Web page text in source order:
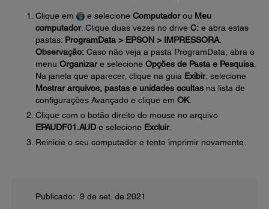
Clique em e selecione Computadorou Meu
computador. Clique duas vezes no drive C: e abra estas
pastas: ProgramData > EPSON > IMPRESSORA.
Observação: Caso não veja a pasta ProgramData, abra o
menu Organizare selecione Opções de Pasta e Pesquisa
Na janela que aparecer, clique na guia Exibir, selecione
Mostrar arquivos, pastas e unidades ocultas na lista de
configurações Avançado e clique em OK.
Clique com o botão direito do mouse no arquivo
EPAUDF01.AUD e selecione Excluir.
Reinicie o seu computador e tente imprimir novamente.
Publicado: 9 de set. de 2021